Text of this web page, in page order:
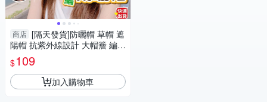
商店 [隔天發貨]防曬帽 草帽 遮
陽帽 抗紫外線設計 大帽簷 編織
帽 草編帽 渡假帽 可摺疊收納
帽子女
$109
加入購物車